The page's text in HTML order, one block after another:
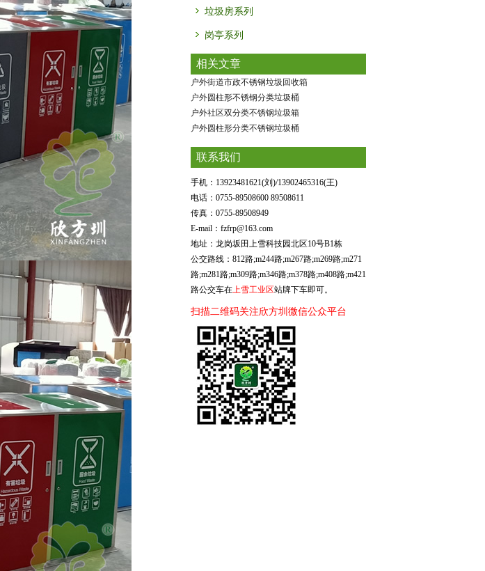
垃圾房系列
岗亭系列
相关文章
户外街道市政不锈钢垃圾回收箱
户外圆柱形不锈钢分类垃圾桶
户外社区双分类不锈钢垃圾箱
户外圆柱形分类不锈钢垃圾桶
联系我们
手机：13923481621(刘)/13902465316(王)
电话：0755-89508600 89508611
传真：0755-89508949
E-mail：fzfrp@163.com
地址：龙岗坂田上雪科技园北区10号B1栋
公交路线：812路;m244路;m267路;m269路;m271
路;m281路;m309路;m346路;m378路;m408路;m421
路公交车在上雪工业区站牌下车即可。
扫描二维码关注欣方圳微信公众平台